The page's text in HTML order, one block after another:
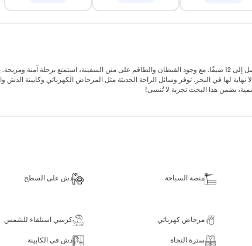
يُقدم هذا اليخت المُصمم خصيصًا، عند الانطلاق من فتحية، تجربة إبحار مريحة لما يصل إلى 12 ضيفًا. مع وجود القبطان والطاقم على متن السفينة، استمتع برحلة
لها في البحر. توفر وسائل الراحة الحديثة مثل المرحاض الكهربائي وكابينة الدش
يضمن هذا اليخت تجربة لا تُنسى!
منصة السباحة دش على السطح
مرحاض كهربائي كرسي استلقاء للشمس
سترة النجاة دش في الكابينة